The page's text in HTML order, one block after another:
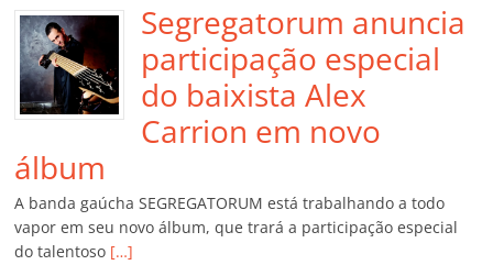
Segregatorum anuncia
participação especial
do baixista Alex
Carrion em novo
álbum
A banda gaúcha SEGREGATORUM está trabalhando a todo
vapor em seu novo álbum, que trará a participação especial
do talentoso […]